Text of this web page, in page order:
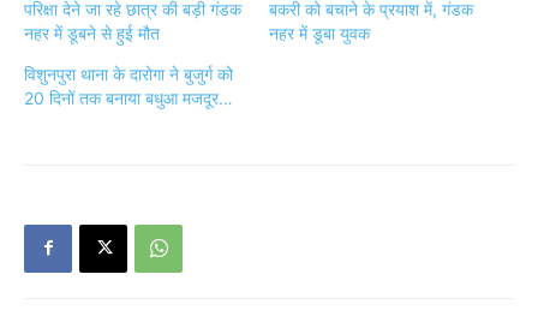
परिक्षा देने जा रहे छात्र की बड़ी गंडक
नहर में डूबने से हुई मौत
बकरी को बचाने के प्रयाश में, गंडक
नहर में डूबा युवक
विशुनपुरा थाना के दारोगा ने बुजुर्ग को
20 दिनों तक बनाया बधुआ मजदूर…